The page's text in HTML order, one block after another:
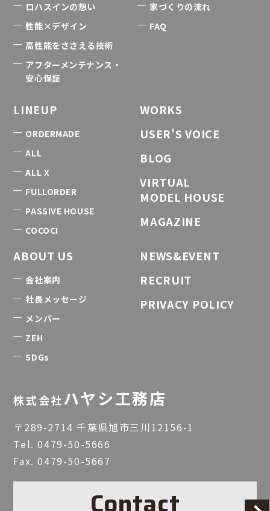
ロハスインの想い
性能×デザイン
高性能をささえる技術
アフターメンテナンス・
安心保証
家づくりの流れ
FAQ
LINEUP
ORDERMADE
ALL
ALL X
FULLORDER
PASSIVE HOUSE
COCOCI
WORKS
USER'S VOICE
BLOG
VIRTUAL
MODEL HOUSE
MAGAZINE
ABOUT US
会社案内
社長メッセージ
メンバー
ZEH
SDGs
NEWS&EVENT
RECRUIT
PRIVACY POLICY
株式会社ハヤシ工務店
〒289-2714 千葉県旭市三川12156-1
Tel.0479-50-5666
Fax. 0479-50-5667